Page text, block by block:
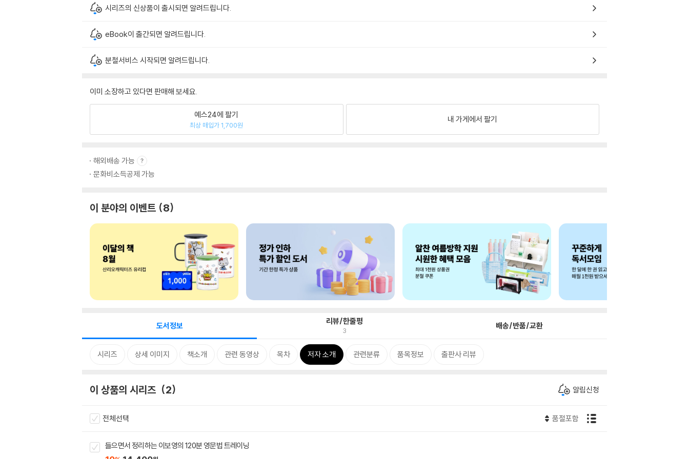
시리즈의 신상품이 출시되면 알려드립니다.
eBook이 출간되면 알려드립니다.
분철서비스 시작되면 알려드립니다.
이미 소장하고 있다면 판매해 보세요.
예스24에 팔기
최상 매입가 1,700원
내 가게에서 팔기
해외배송 가능
문화비소득공제 가능
이 분야의 이벤트 8
도서정보 리뷰/한줄평
3 배송/반품/교환
시리즈 상세 이미지 책소개 관련 동영상 목차 저자 소개 관련분류 품목정보 출판사 리뷰
이 상품의 시리즈 2 알림신청
전체선택 품절포함
들으면서 정리하는 이보영의 120분 영문법 트레이닝